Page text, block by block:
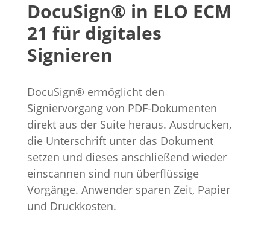
DocuSign® in ELO ECM
21 für digitales
Signieren
DocuSign® ermöglicht den
Signiervorgang von PDF-Dokumenten
direkt aus der Suite heraus. Ausdrucken,
die Unterschrift unter das Dokument
setzen und dieses anschließend wieder
einscannen sind nun überflüssige
Vorgänge. Anwender sparen Zeit, Papier
und Druckkosten.